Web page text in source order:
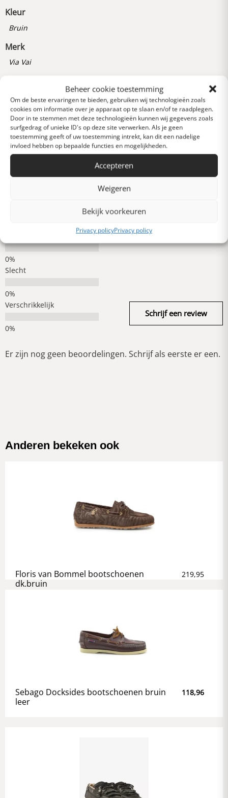
Beheer cookie toestemming
Om de beste ervaringen te bieden, gebruiken wij technologieën zoals
cookies om informatie over je apparaat op te slaan en/of te raadplegen.
Door in te stemmen met deze technologieën kunnen wij gegevens zoals
surfgedrag of unieke ID's op deze site verwerken. Als je geen
toestemming geeft of uw toestemming intrekt, kan dit een nadelige
invloed hebben op bepaalde functies en mogelijkheden.
Accepteren
Weigeren
Bekijk voorkeuren
Privacy policyPrivacy policy
Kleur
Bruin
Merk
Via Vai
240310020000
Reviews
0 van 5 sterren (op
basis van 0 reviews)
Slecht
Verschrikkelijk
Schrijf een review
Er zijn nog geen beoordelingen. Schrijf als eerste er een.
Anderen bekeken ook
Floris van Bommel bootschoenen
dk.bruin
219,95
Sebago Docksides bootschoenen bruin
leer
118,96